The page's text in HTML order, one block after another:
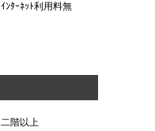
ｲﾝﾀｰﾈｯﾄ利用料無
二階以上